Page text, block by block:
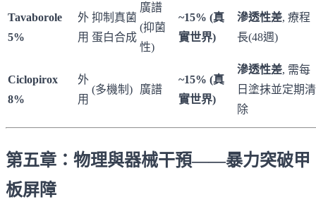
Tavaborole
5%
外
用
抑制真菌
蛋白合成
廣譜
(抑菌
性)
~15% (真
實世界)
滲透性差, 療程
長(48週)
Ciclopirox
8%
外
用
(多機制) 廣譜
~15% (真
實世界)
滲透性差, 需每
日塗抹並定期清
除
第五章：物理與器械干預——暴力突破甲
板屏障